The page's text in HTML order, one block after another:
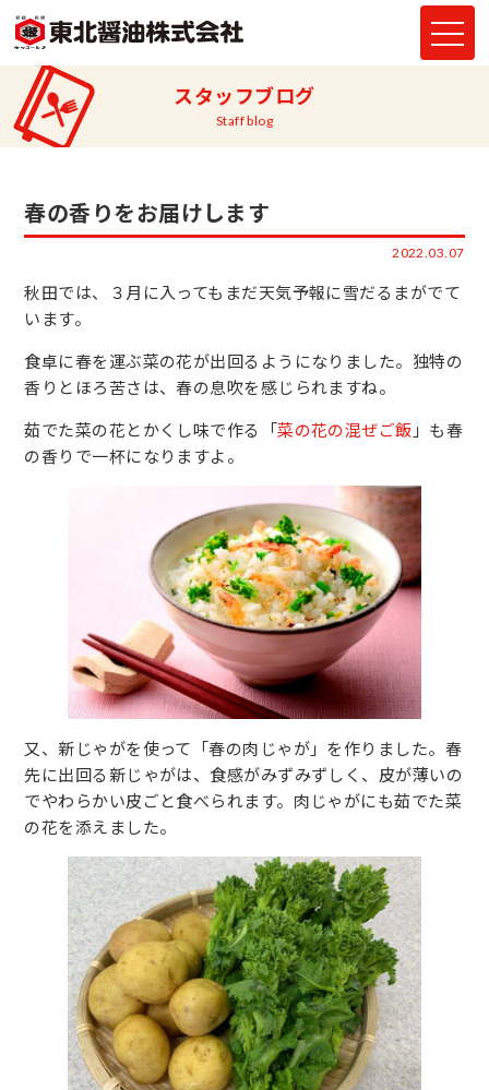
スタッフブログ
Staff blog
春の香りをお届けします
2022.03.07
秋田では、３月に入ってもまだ天気予報に雪だるまがでて
います。
食卓に春を運ぶ菜の花が出回るようになりました。独特の
香りとほろ苦さは、春の息吹を感じられますね。
茹でた菜の花とかくし味で作る「菜の花の混ぜご飯 」も春
の香りで一杯になりますよ。
又、新じゃがを使って「春の肉じゃが」を作りました。春
先に出回る新じゃがは、食感がみずみずしく、皮が薄いの
でやわらかい皮ごと食べられます。肉じゃがにも茹でた菜
の花を添えました。